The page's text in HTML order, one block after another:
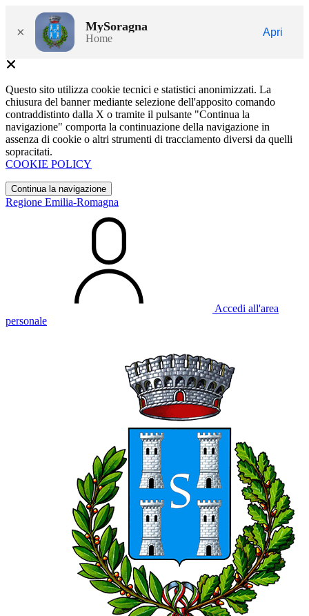
× MySoragna
Home
Apri
Questo sito utilizza cookie tecnici e statistici anonimizzati. La
chiusura del banner mediante selezione dell'apposito comando
contraddistinto dalla X o tramite il pulsante "Continua la
navigazione" comporta la continuazione della navigazione in
assenza di cookie o altri strumenti di tracciamento diversi da quelli
sopracitati.
COOKIE POLICY
Continua la navigazione
Regione Emilia-Romagna
Accedi all'area
personale